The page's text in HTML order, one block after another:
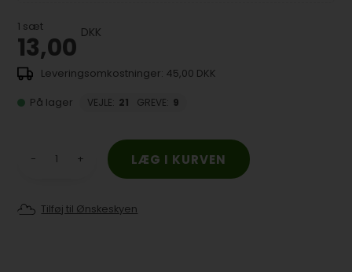
1 sæt
13,00 DKK
45,00 DKK
På lager
VEJLE: 21 GREVE: 9
- +
Tilføj til Ønskeskyen